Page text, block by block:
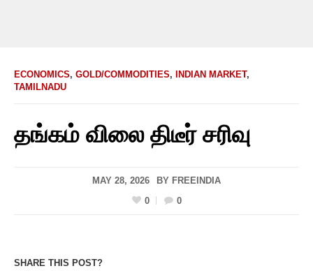
ECONOMICS, GOLD/COMMODITIES, INDIAN MARKET,
TAMILNADU
தங்கம் விலை திடீர் சரிவு
MAY 28, 2026 BY FREEINDIA
0
0
SHARE THIS POST?